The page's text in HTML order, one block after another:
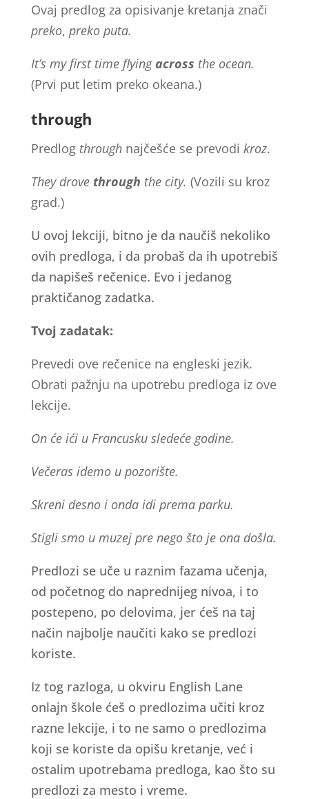
Ovaj predlog za opisivanje kretanja znači
preko, preko puta.
It’s my first time flyingacross the ocean.
(Prvi put letim preko okeana.)
through
Predlog throughnajčešće se prevodi kroz.
They drove through the city. (Vozili su kroz
grad.)
U ovoj lekciji, bitno je da naučiš nekoliko
ovih predloga, i da probaš da ih upotrebiš
da napišeš rečenice. Evo i jedanog
praktičanog zadatka.
Tvoj zadatak:
Prevedi ove rečenice na engleski jezik.
Obrati pažnju na upotrebu predloga iz ove
lekcije.
On će ići u Francusku sledeće godine.
Večeras idemo u pozorište.
Skreni desno i onda idi prema parku.
Stigli smo u muzej pre nego što je ona došla.
Predlozi se uče u raznim fazama učenja,
od početnog do naprednijeg nivoa, i to
postepeno, po delovima, jer ćeš na taj
način najbolje naučiti kako se predlozi
koriste.
Iz tog razloga, u okviru English Lane
onlajn škole ćeš o predlozima učiti kroz
razne lekcije, i to ne samo o predlozima
koji se koriste da opišu kretanje, već i
ostalim upotrebama predloga, kao što su
predlozi za mesto i vreme.